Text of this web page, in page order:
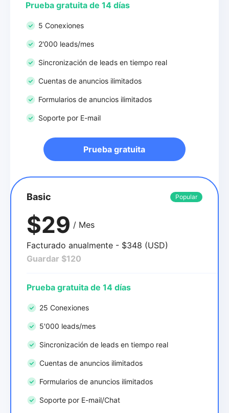
Prueba gratuita de 14 días
5 Conexiones
2'000 leads/mes
Sincronización de leads en tiempo real
Cuentas de anuncios ilimitados
Formularios de anuncios ilimitados
Soporte por E-mail
Prueba gratuita
Basic Popular
$29 / Mes
Facturado anualmente - $348 (USD)
Guardar $120
Prueba gratuita de 14 días
25 Conexiones
5'000 leads/mes
Sincronización de leads en tiempo real
Cuentas de anuncios ilimitados
Formularios de anuncios ilimitados
Soporte por E-mail/Chat